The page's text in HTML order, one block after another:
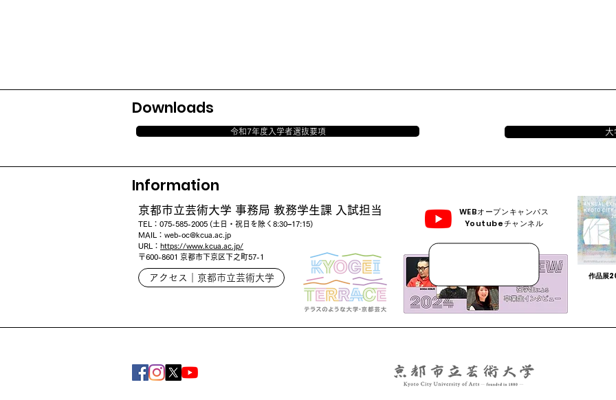
Downloads
令和7年度入学者選抜要項
Information
京都市立芸術大学 事務局 教務学生課 入試担当
TEL：075-585-2005 (土日・祝日を除く8:30−17:15)
MAIL： web-oc@kcua.ac.jp
URL： https://www.kcua.ac.jp/
〒600-8601 京都市下京区下之町57-1
アクセス｜京都市立芸術大学 作品展
WEBオープンキャンパス
Youtubeチャンネル